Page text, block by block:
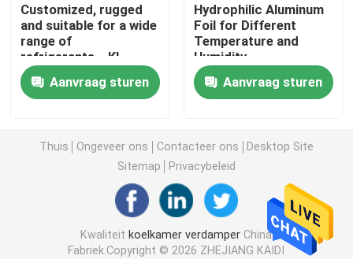
Koude Zaal Koelingsmateriaal
Koude Zaal Condenserende Eenheid
Water Gekoelde Condenserende Eenheid
Compressor Condenserende Eenheid
Water gekoelde condensator
Customized, rugged
and suitable for a wide
range of
refrigerants，KL
series box-type
condensing
unit（2~7Hp
Aanvraag sturen
Hydrophilic Aluminum
Foil for Different
Temperature and
Humidity
Requirements in Cold
Room Condensing Unit
Aanvraag sturen
Thuis Ongeveer ons Contacteer ons
Desktop Site
Sitemap
Privacybeleid
Kwaliteit koelkamer verdamper China
Fabriek.Copyright © 2026 ZHEJIANG KAIDI